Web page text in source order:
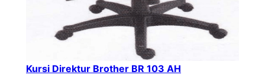
Kursi Direktur Brother BR 103 AH